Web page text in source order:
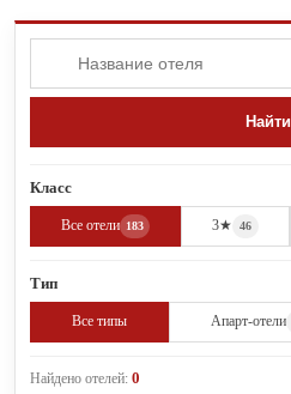
Найти
Класс
Все отели 183 3★ 46
Тип
Все типы Апарт-отели
Найдено отелей: 0